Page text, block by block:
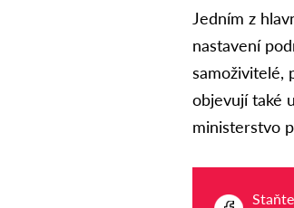
Jedním z
nastavení
samoživitelé,
objevují také
ministerstvo